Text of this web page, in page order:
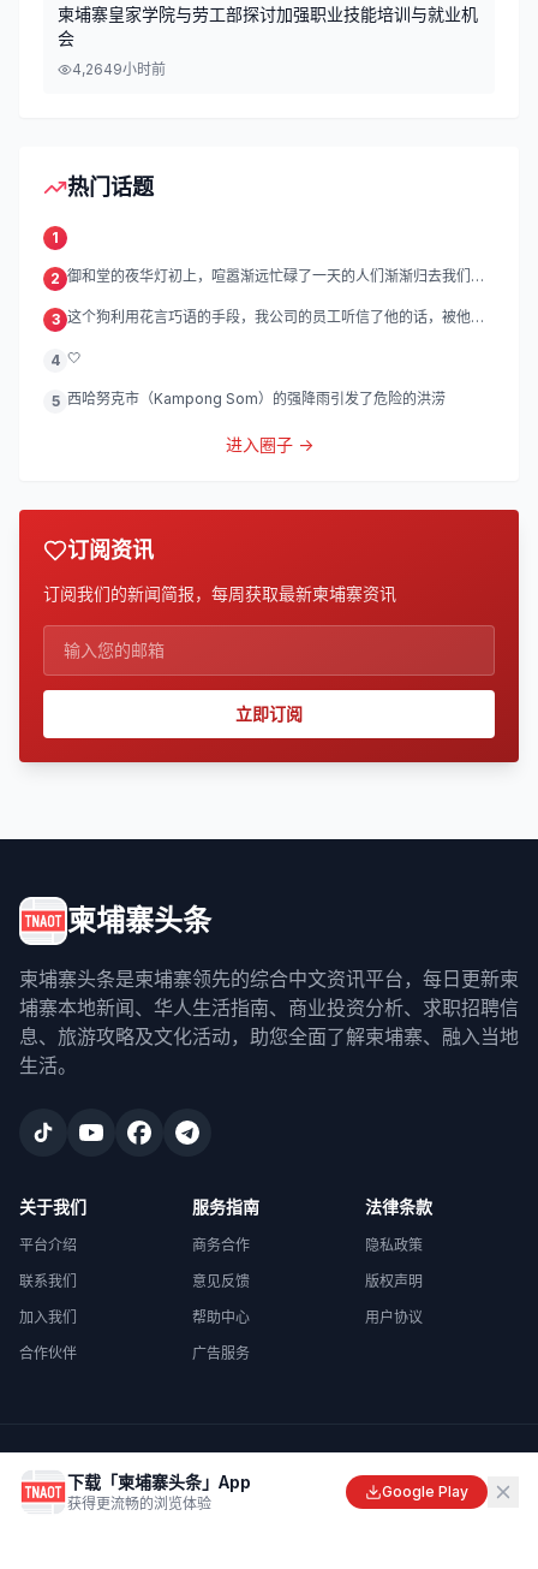
柬埔寨皇家学院与劳工部探讨加强职业技能培训与就业机
会
4,2649小时前
热门话题
1
2 御和堂的夜华灯初上，喧嚣渐远忙碌了一天的人们渐渐归去我们的
3 这个狗利用花言巧语的手段，我公司的员工听信了他的话，被他带
4 🤍
5 西哈努克市（Kampong Som）的强降雨引发了危险的洪涝
进入圈子 →
订阅资讯
订阅我们的新闻简报，每周获取最新柬埔寨资讯
立即订阅
柬埔寨头条
柬埔寨头条是柬埔寨领先的综合中文资讯平台，每日更新柬
埔寨本地新闻、华人生活指南、商业投资分析、求职招聘信
息、旅游攻略及文化活动，助您全面了解柬埔寨、融入当地
生活。
关于我们
平台介绍
联系我们
加入我们
合作伙伴
服务指南
商务合作
意见反馈
帮助中心
广告服务
法律条款
隐私政策
版权声明
用户协议
Made with
in Cambodia
下载「柬埔寨头条」App
获得更流畅的浏览体验
Google Play